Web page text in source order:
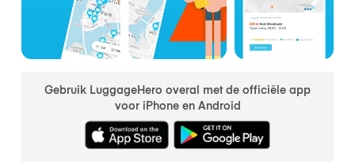
Gebruik LuggageHero overal met de officiële app
voor iPhone en Android